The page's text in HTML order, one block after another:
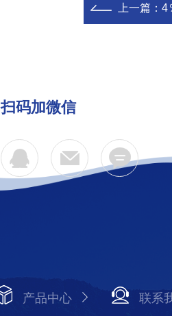
上一篇： 4
扫码加微信
产品中心 联系